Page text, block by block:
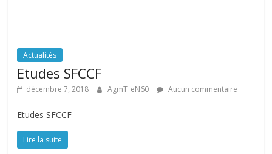
Actualités
Etudes SFCCF
décembre 7, 2018 AgmT_eN60 Aucun commentaire
Etudes SFCCF
Lire la suite